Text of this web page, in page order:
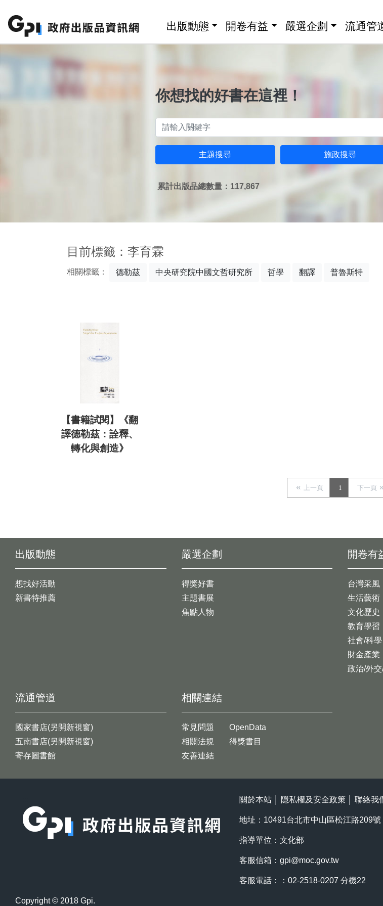
出版動態 開卷有益 嚴選企劃 流通管
你想找的好書在這裡！
主題搜尋 施政搜尋
累計出版品總數量：117,867
目前標籤：李育霖
相關標籤： 德勒茲 中央研究院中國文哲研究所 哲學 翻譯 普魯斯特
【書籍試閱】《翻
譯德勒茲：詮釋、
轉化與創造》
上一頁 1 下一頁
出版動態
想找好活動
新書特推薦
開卷有
台灣采風
生活藝術
文化歷史
教育學習
社會/科學
財金產業
政治/外
嚴選企劃
得獎好書
主題書展
焦點人物
流通管道
國家書店(另開新視窗)
五南書店(另開新視窗)
寄存圖書館
相關連結
常見問題
相關法規
友善連結
OpenData
得獎書目
關於本站 隱私權及安全政策 聯絡我
地址：10491台北市中山區松江路209號
指導單位：文化部
客服信箱： gpi@moc.gov.tw
客服電話：：02-2518-0207 分機22
Copyright © 2018 Gpi.